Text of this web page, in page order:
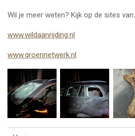
Wil je meer weten? Kijk op de sites van:
www.wildaanrijding.nl
www.groennetwerk.nl